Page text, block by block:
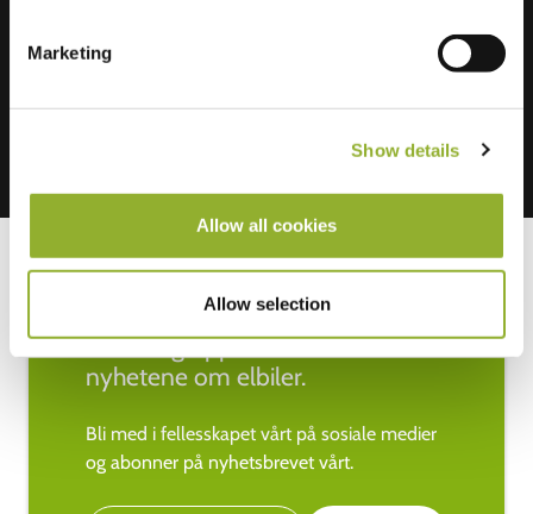
Marketing
Show details
Allow all cookies
Allow selection
Hold deg oppdatert med de siste
nyhetene om elbiler.
Bli med i fellesskapet vårt på sosiale medier
og abonner på nyhetsbrevet vårt.